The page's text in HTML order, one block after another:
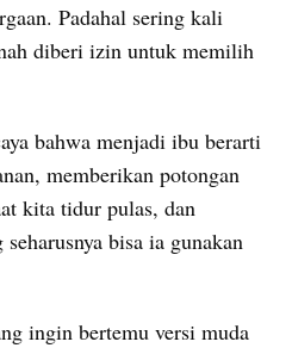
Padahal sering kali
diberi izin untuk memilih
bahwa menjadi ibu berarti
memberikan potongan
kita tidur pulas, dan
bisa ia gunakan
ingin bertemu versi muda